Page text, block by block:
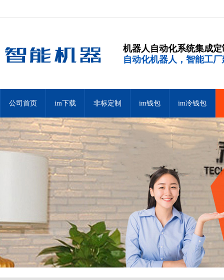
机器人自动化系统集成
自动化机器人，智能工
公司首页 im下载 非标定制 im钱包 im冷钱包